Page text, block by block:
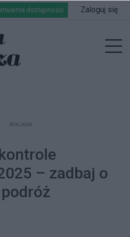
dostępności Zaloguj się
dla podatników posiadających
REKLAMA
– zadbaj o